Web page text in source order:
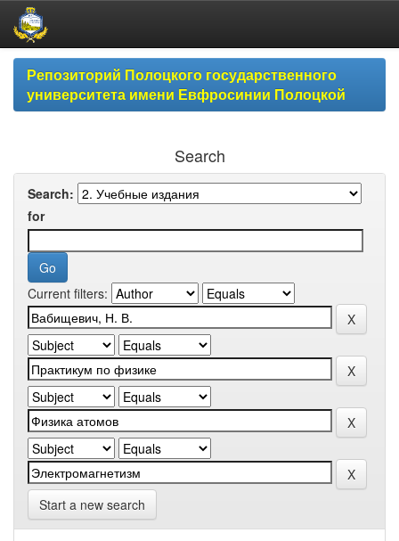
Skip
navigationРепозиторий Полоцкого государственного
университета имени Евфросинии Полоцкой
Search
Search:
for
Current filters:
Start a new search